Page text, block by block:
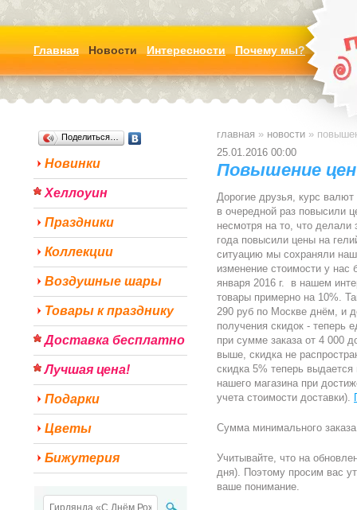
Главная Новости Интересности Почему мы?
Поделиться…
Новинки
Хеллоуин
Праздники
Коллекции
Воздушные шары
Товары к празднику
Доставка бесплатно
Лучшая цена!
Подарки
Цветы
Бижутерия
главная » новости »
25.01.2016 00:00
Повышение цен
Дорогие друзья, курс
в очередной раз повысили
несмотря на то, что делали
года повысили цены на
ситуацию мы сохраняли
изменение стоимости у нас
января 2016 г. в нашем
товары примерно на 10%.
290 руб по Москве днём, и
получения скидок - теперь е
при сумме заказа от 4 000
выше, скидка не
скидка 5% теперь
нашего магазина при
учета стоимости доставки).
Сумма минимального
Учитывайте, что на
дня). Поэтому просим вас
ваше понимание.